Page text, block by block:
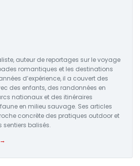
auteur de reportages sur le voyage
romantiques et les destinations
d’expérience, il a couvert des
des enfants, des randonnées en
nationaux et des itinéraires
en milieu sauvage. Ses articles
concrète des pratiques outdoor et
sentiers balisés.